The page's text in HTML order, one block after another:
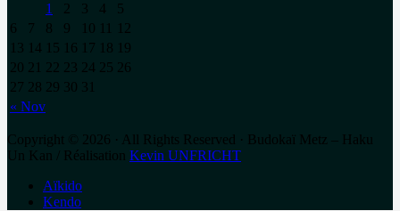
« Nov
1 2 3 4
5
6
7 8 9 10
12
13
14 15 16 17 18
19
20 21 22 23 24 25 26
27 28 29 30 31
Copyright © 2026 · All Rights Reserved · Budokaï Metz – Haku
Un Kan / Réalisation Kevin UNFRICHT
Aïkido
Kendo